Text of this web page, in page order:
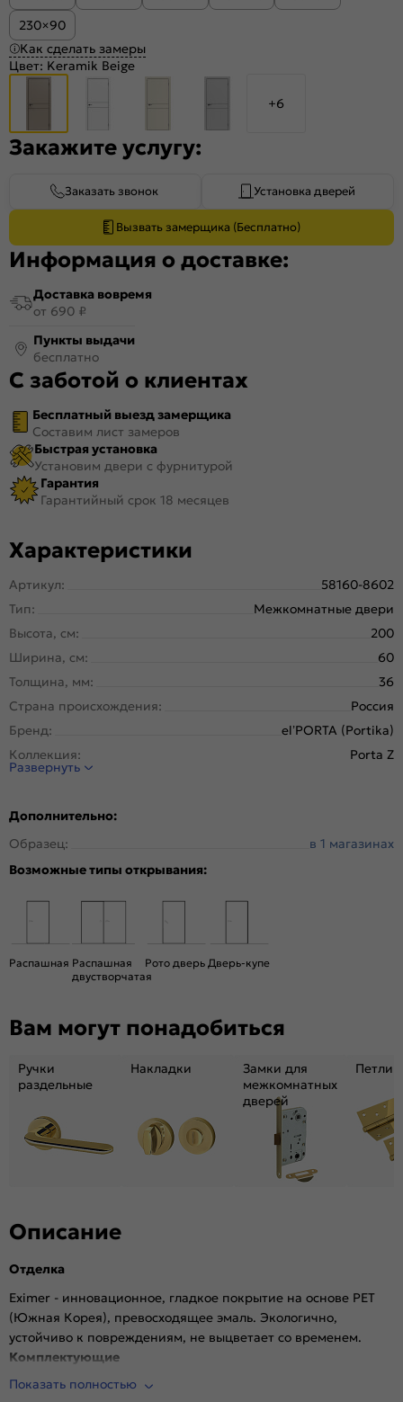
230×90
Как сделать замеры
Цвет: Keramik Beige
+6
Закажите услугу:
Заказать звонок Установка дверей
Вызвать замерщика (Бесплатно)
Информация о доставке:
Доставка вовремя
от 690 ₽
Пункты выдачи
бесплатно
С заботой о клиентах
Бесплатный выезд замерщика
Составим лист замеров
Быстрая установка
Установим двери с фурнитурой
Гарантия
Гарантийный срок 18 месяцев
Характеристики
Артикул:
58160-8602
Тип:
Межкомнатные двери
Высота, см:
200
Ширина, см:
60
Толщина, мм:
36
Страна происхождения:
Россия
Бренд:
el’PORTA (Portika)
Коллекция:
Porta Z
Стиль:
Система открывания:
Конструкция двери:
Каркасно-щитовая
Цвет:
Общий цвет:
Тип погонажных изделий:
Телескопический, компланарный
Алюминиевая черная матовая
Возможность покраски:
Наличие притвора:
Нет
Принадлежности,
необходимые для
установки (не
входит в
Дверная коробка, наличники, ручки.
Опционально: доборы, порог, ответная
планка
Влагостойкая
Фрезеровка под
Фрезеровка под петли:
Износостойкость:
Высокая
Пропускает свет:
Подходит под двухстворчатый проём:
Развернуть
Дополнительно:
Образец:
в 1 магазинах
Возможные типы открывания:
Распашная Распашная
двустворчатая
Рото дверь Дверь-купе
Вам могут понадобиться
Ручки
раздельные
Накладки
Замки для
межкомнатных
дверей
Петли
Описание
Отделка
Eximer - инновационное, гладкое покрытие на основе PET
(Южная Корея), превосходящее эмаль. Экологично,
устойчиво к повреждениям, не выцветает со временем.
Комплектующие
Врезная магнитная защелка Border (черная)
Показать полностью